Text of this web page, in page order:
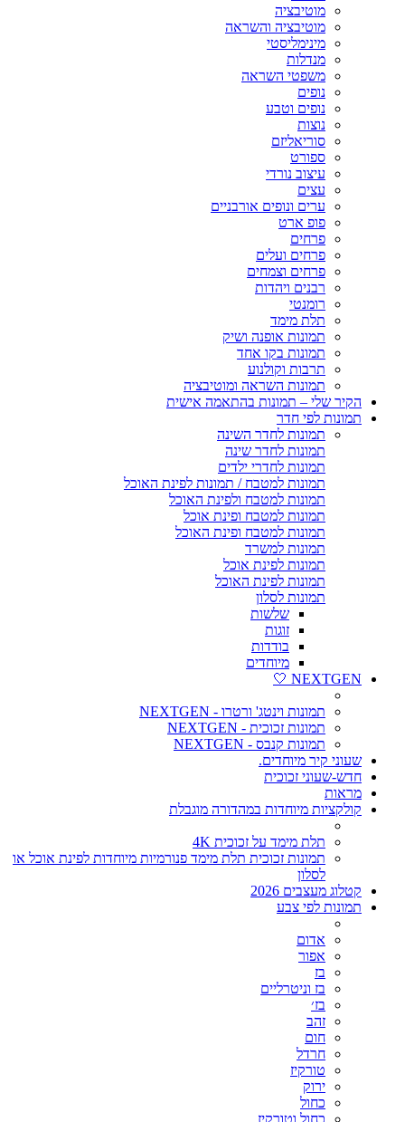
מוטיבציה
מוטיבציה והשראה
מינימליסטי
מנדלות
משפטי השראה
נופים
נופים וטבע
נוצות
סוריאליזם
ספורט
עיצוב נורדי
עצים
ערים ונופים אורבניים
פופ ארט
פרחים
פרחים ועלים
פרחים וצמחים
רבנים ויהדות
רומנטי
תלת מימד
תמונות אופנה ושיק
תמונות בקו אחד
תרבות וקולנוע
תמונות השראה ומוטיבציה
הקיר שלי – תמונות בהתאמה אישית
תמונות לפי חדר
תמונות לחדר השינה
תמונות לחדר שינה
תמונות לחדרי ילדים
תמונות למטבח / תמונות לפינת האוכל
תמונות למטבח ולפינת האוכל
תמונות למטבח ופינת אוכל
תמונות למטבח ופינת האוכל
תמונות למשרד
תמונות לפינת אוכל
תמונות לפינת האוכל
תמונות לסלון
שלשות
זוגות
בודדות
מיוחדים
NEXTGEN 🤍
תמונות וינטג' ורטרו - NEXTGEN
תמונות זכוכית - NEXTGEN
תמונות קנבס - NEXTGEN
שעוני קיר מיוחדים.
חדש-שעוני זכוכית
מראות
קולקציות מיוחדות במהדורה מוגבלת
תלת מימד על זכוכית 4K
תמונות זכוכית תלת מימד פנורמיות מיוחדות לפינת אוכל או
לסלון
קטלוג מעצבים 2026
תמונות לפי צבע
אדום
אפור
בז
בז וניטרליים
בז׳
זהב
חום
חרדל
טורקיז
ירוק
כחול
כחול וטורקיז